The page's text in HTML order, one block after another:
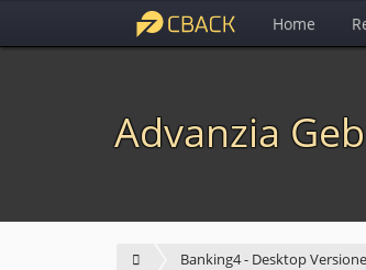
Home
Advanzia
Banking4 - Desktop